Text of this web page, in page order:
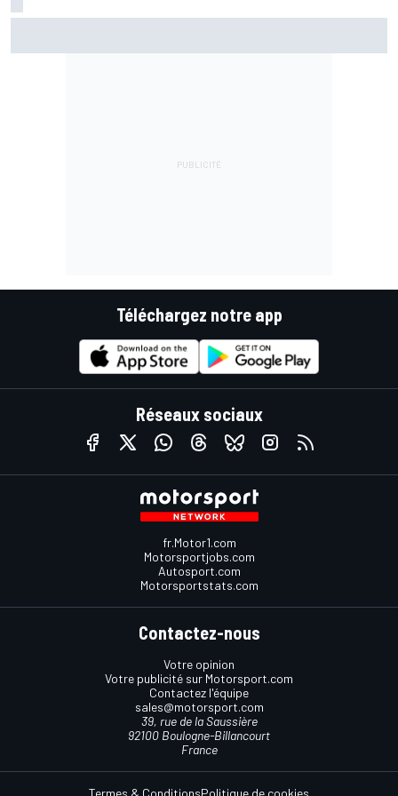
Téléchargez notre app
Réseaux sociaux
fr.Motor1.com
Motorsportjobs.com
Autosport.com
Motorsportstats.com
Contactez-nous
Votre opinion
Votre publicité sur Motorsport.com
Contactez l'équipe
sales@motorsport.com
39, rue de la Saussière
92100 Boulogne-Billancourt
France